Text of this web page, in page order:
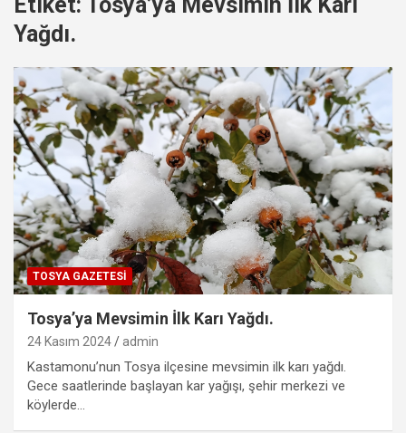
Yağdı.
TOSYA GAZETESI
Tosya’ya Mevsimin İlk Karı Yağdı.
24 Kasım 2024 admin
Kastamonu’nun Tosya ilçesine mevsimin ilk karı yağdı.
Gece saatlerinde başlayan kar yağışı, şehir merkezi ve
köylerde…